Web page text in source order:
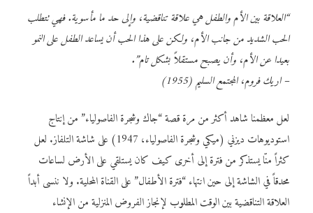
“العلاقة بين الأم والطفل هي علاقة تناقضية، وإلى حد ما مأسوية. فهي تتطلب
الحب الشديد من جانب الأم، ولكن على هذا الحب أن يساعد الطفل على النمو
بعيدا عن الأم، وأن يصبح مستقلاً بشكل تام”.
– اريك فروم، المجتمع السليم (1955)
لعل معظمنا شاهد أكثر من مرة قصة “جاك وشجرة الفاصولياء” من إنتاج
استوديوهات ديزني (ميكي وشجرة الفاصولياء، 1947) على شاشة التلفاز. لعل
كثراً منّا يستذكر من فترة إلى أخرى كيف كان يستلقي على الأرض لساعات
محدقاً في الشاشة إلى حين انتهاء “فترة الأطفال” على القناة المحلية. ولا ننسى أبداً
العلاقة التناقضية بين الوقت المطلوب لإنجاز الفروض المنزلية من الإنشاء